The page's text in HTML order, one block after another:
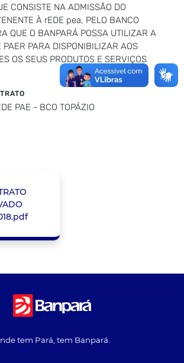
CONSISTE NA ADMISSÃO DO
À rEDE pea, PELO BANCO
QUE O BANPARÁ POSSA UTILIZAR A
PAER PARA DISPONIBILIZAR AOS
OS SEUS PRODUTOS E SERVIÇOS
PAE - BCO TOPÁZIO
tem Pará, tem Banpará.